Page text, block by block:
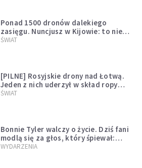
Ponad 1500 dronów dalekiego
zasięgu. Nuncjusz w Kijowie: to nie
wygląda na wolę zakończenia wojny
ŚWIAT
[PILNE] Rosyjskie drony nad Łotwą.
Jeden z nich uderzył w skład ropy
naftowej
ŚWIAT
Bonnie Tyler walczy o życie. Dziś fani
modlą się za głos, który śpiewał:
"Lord, help me"
WYDARZENIA